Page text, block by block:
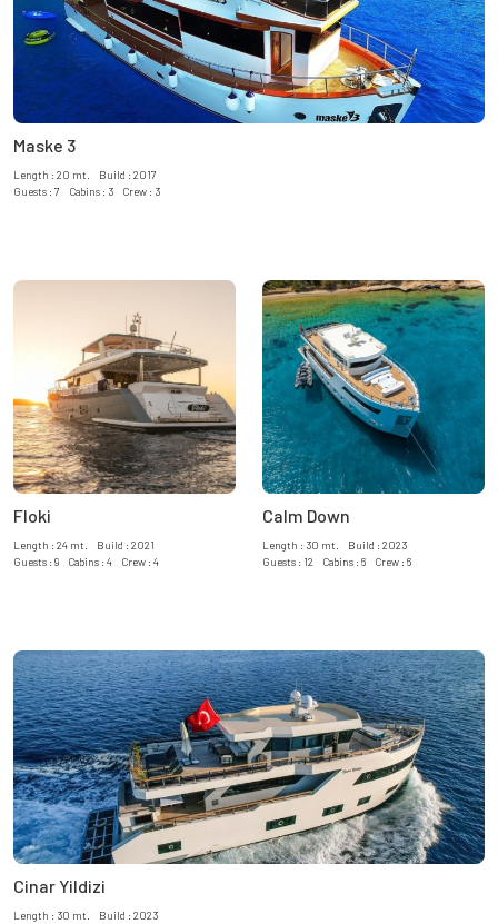
Maske 3
Length : 20 mt. Build : 2017
Guests : 7 Cabins : 3 Crew : 3
Floki
Length : 24 mt. Build : 2021
Guests : 9 Cabins : 4 Crew : 4
Calm Down
Length : 30 mt. Build : 2023
Guests : 12 Cabins : 6 Crew : 6
Cinar Yildizi
Length : 30 mt. Build : 2023